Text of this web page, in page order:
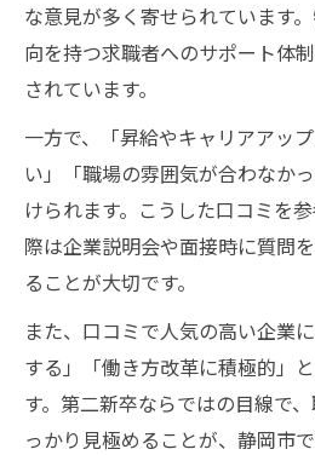
な意見が多く寄せられています
向を持つ求職者へのサポート体
されています。
一方で、「昇給やキャリアアッ
い」「職場の雰囲気が合わなか
けられます。こうした口コミを
際は企業説明会や面接時に質問
ることが大切です。
また、口コミで人気の高い企業
する」「働き方改革に積極的」
す。第二新卒ならではの目線で
っかり見極めることが、静岡市